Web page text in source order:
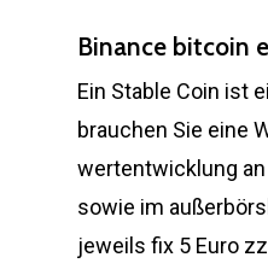
Binance bitcoin
Ein Stable Coin ist
brauchen Sie eine
wertentwicklung
sowie im
jeweils fix 5 Euro